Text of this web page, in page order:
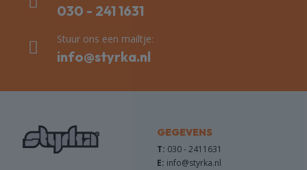
030 - 241 1631
Stuur ons een mailtje:
info@styrka.nl
GEGEVENS
T: 030 - 2411631
E: info@styrka.nl